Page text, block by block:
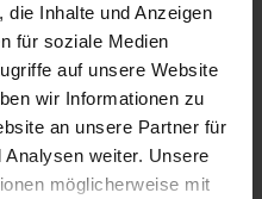
die Inhalte und Anzeigen
für soziale Medien
auf unsere Website
wir Informationen zu
an unsere Partner für
weiter. Unsere
möglicherweise mit
PILZKNOPF, GR.4,
M20X1,5,